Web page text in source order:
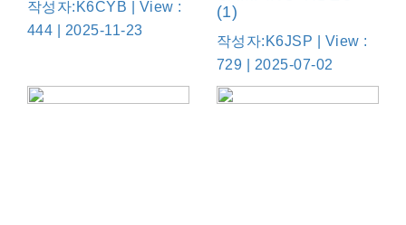
작성자:K6CYB | View :
444 | 2025-11-23
(1)
작성자:K6JSP | View :
729 | 2025-07-02